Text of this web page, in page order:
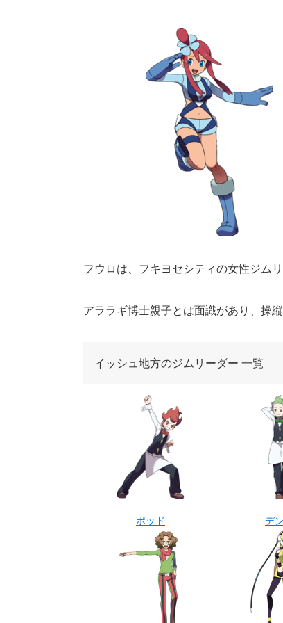
フウロは、フキヨセシティの女性ジム
アララギ博士親子とは面識があり、操
イッシュ地方のジムリーダー 一覧
ポッド デ